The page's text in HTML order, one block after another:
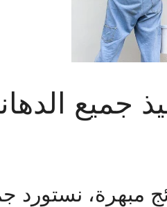
جميع
مبهرة، نستورد